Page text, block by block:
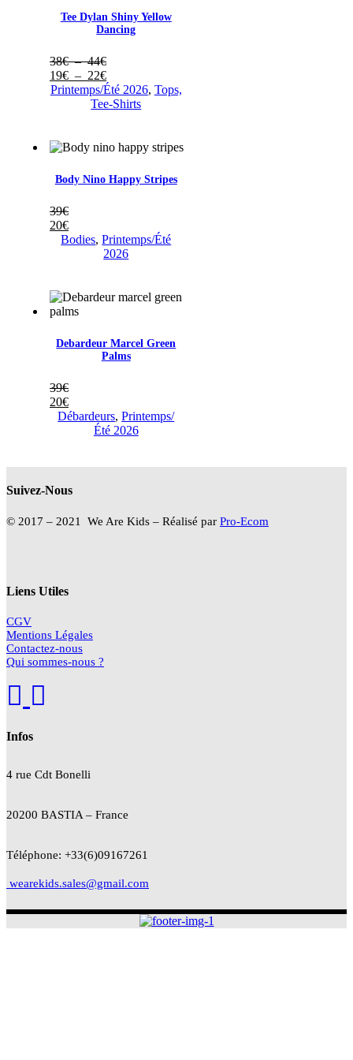
Tee Dylan Shiny Yellow
Dancing
38€ – 44€Plage
de
prix :
38€
19€ – 22€Plage
de
prix :
22€
Printemps/Été 2026, Tops,
Tee-Shirts
Body Nino Happy Stripes
39€
20€
Bodies,Printemps/Été
2026
Debardeur Marcel Green
Palms
39€
20€
Débardeurs,Printemps/
Été 2026
Infos
4 rue Cdt Bonelli
20200 BASTIA – France
Téléphone: +33(6)09167261
wearekids.sales@gmail.com
Liens Utiles
CGV
Mentions Légales
Contactez-nous
Qui sommes-nous ?
Suivez-Nous
© 2017 – 2021 We Are Kids – Réalisé par Pro-Ecom